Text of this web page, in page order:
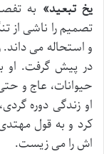
یخ تبعید» به
تصمیم را ناشی از
و استحاله می داند.
در پیش گرفت. او
حیوانات، عاج و
او زندگی دوره
کرد و به قول
اش را می زیست.